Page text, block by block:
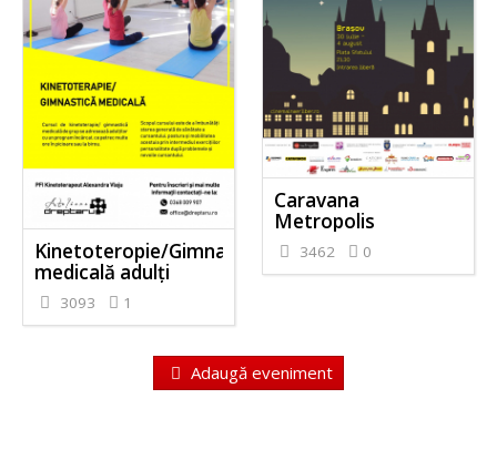
Caravana
Metropolis
3462 0
Kinetoteropie/Gimnastică
medicală adulți
3093 1
Adaugă eveniment